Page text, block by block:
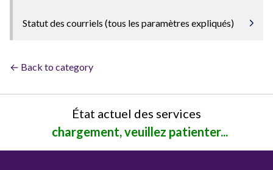
Statut des courriels (tous les paramètres expliqués)
← Back to category
État actuel des services
chargement, veuillez patienter...